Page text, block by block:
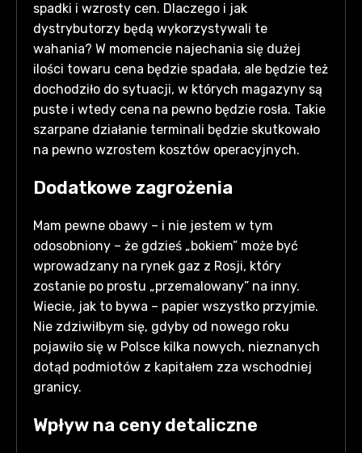
spadki i wzrosty cen. Dlaczego i jak
dystrybutorzy będą wykorzystywali te
wahania? W momencie najechania się dużej
ilości towaru cena będzie spadała, ale będzie też
dochodziło do sytuacji, w których magazyny są
puste i wtedy cena na pewno będzie rosła. Takie
szarpane działanie terminali będzie skutkowało
na pewno wzrostem kosztów operacyjnych.
Dodatkowe zagrożenia
Mam pewne obawy – i nie jestem w tym
odosobniony – że gdzieś „bokiem” może być
wprowadzany na rynek gaz z Rosji, który
zostanie po prostu „przemalowany” na inny.
Wiecie, jak to bywa – papier wszystko przyjmie.
Nie zdziwiłbym się, gdyby od nowego roku
pojawiło się w Polsce kilka nowych, nieznanych
dotąd podmiotów z kapitałem zza wschodniej
granicy.
Wpływ na ceny detaliczne